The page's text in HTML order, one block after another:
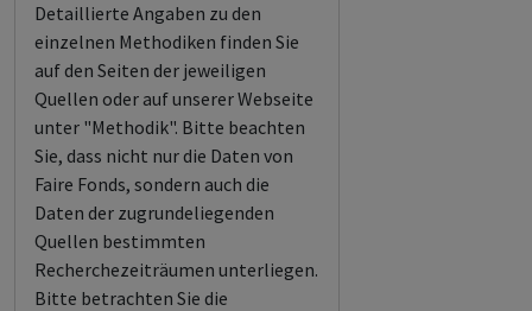
Detaillierte Angaben zu den
einzelnen Methodiken finden Sie
auf den Seiten der jeweiligen
Quellen oder auf unserer Webseite
unter "Methodik". Bitte beachten
Sie, dass nicht nur die Daten von
Faire Fonds, sondern auch die
Daten der zugrundeliegenden
Quellen bestimmten
Recherchezeiträumen unterliegen.
Bitte betrachten Sie die